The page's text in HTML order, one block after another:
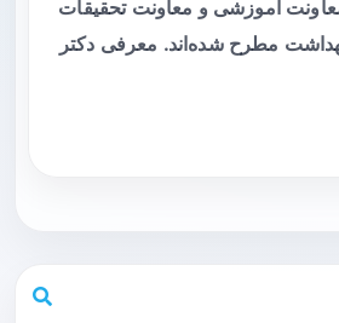
آموزشی و معاونت تحقیقات
مطرح شده‌اند. معرفی دکتر